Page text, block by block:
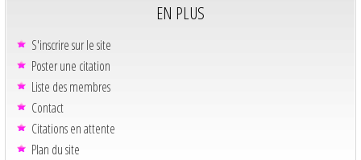
EN PLUS
S'inscrire sur le site
Poster une citation
Liste des membres
Contact
Citations en attente
Plan du site